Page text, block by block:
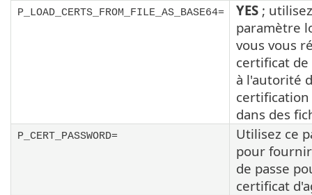
P_LOAD_CERTS_FROM_FILE_AS_BASE64= YES ;
paramètre
vous vous
certificat
à l'autorité
certification
dans des
P_CERT_PASSWORD=
Utilisez ce
pour
de passe
certificat